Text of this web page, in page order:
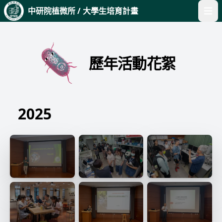
中研院植微所 / 大學生培育計畫
歷年活動花絮
2025